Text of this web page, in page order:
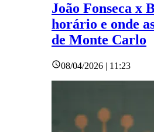
João Fonseca x
horário e onde
de Monte Carlo
08/04/2026 | 11:23